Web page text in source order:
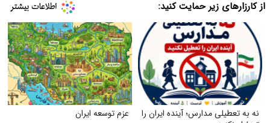
از کارزارهای زیر حمایت کنید:
نه به تعطیلی مدارس؛ آینده ایران را
عزم توسعه ایران